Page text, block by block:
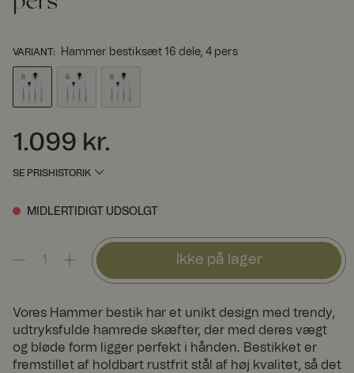
VARIANT: Hammer bestiksæt 16 dele, 4 pers
Pris:1.099 kr.
1.099 kr.
SE PRISHISTORIK
MIDLERTIDIGT UDSOLGT
Ikke på lager
Vores Hammer bestik har et unikt design med trendy,
udtryksfulde hamrede skæfter, der med deres vægt
og bløde form ligger perfekt i hånden. Bestikket er
fremstillet af holdbart rustfrit stål af høj kvalitet, så det